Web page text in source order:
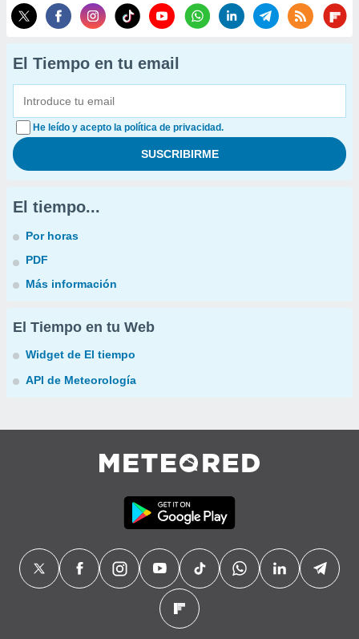
El Tiempo en tu email
He leído y acepto la política de privacidad.
El tiempo...
Por horas
PDF
Más información
El Tiempo en tu Web
Widget de El tiempo
API de Meteorología